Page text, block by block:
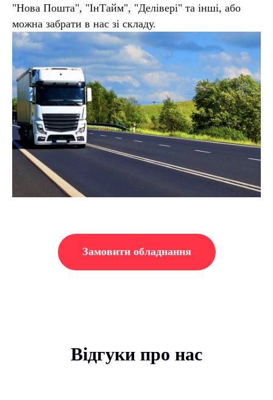
"Нова Пошта", "ІнТайм", "Делівері" та інші, або
можна забрати в нас зі складу.
Замовити обладнання
Відгуки про нас